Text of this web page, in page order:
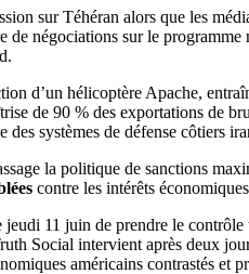
sur Téhéran alors que les
négociations sur le
d’un hélicoptère Apache,
de 90 % des exportations de
systèmes de défense côtiers
la politique de sanctions
contre les intérêts